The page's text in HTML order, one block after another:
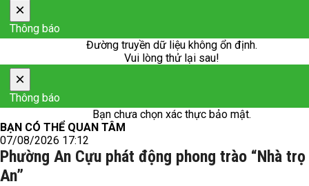
×
Thông báo
Đường truyền dữ liệu không ổn định.
Vui lòng thử lại sau!
×
Thông báo
Bạn chưa chọn xác thực bảo mật.
BẠN CÓ THỂ QUAN TÂM
07/08/2026 17:12
Phường An Cựu phát động phong trào “Nhà
An”